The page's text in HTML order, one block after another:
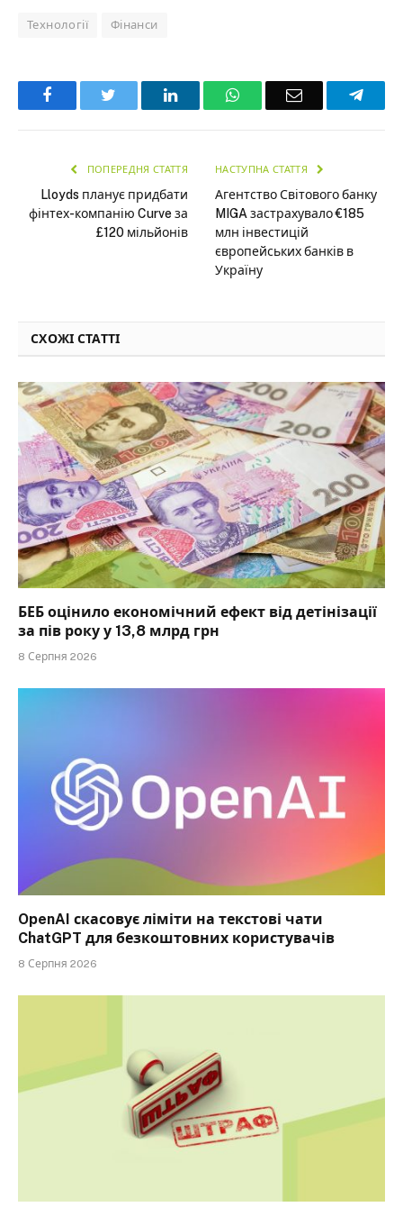
Технології Фінанси
Facebook LinkedInWhatsAppEmail
ПОПЕРЕДНЯ СТАТТЯ
Lloyds планує придбати
фінтех-компанію Curve за
£120 мільйонів
НАСТУПНА СТАТТЯ
Агентство Світового банку
MIGA застрахувало €185
млн інвестицій
європейських банків в
Україну
СХОЖІ СТАТТІ
БЕБ оцінило економічний ефект від детінізації
за пів року у 13,8 млрд грн
8 Серпня 2026
OpenAI скасовує ліміти на текстові чати
ChatGPT для безкоштовних користувачів
8 Серпня 2026